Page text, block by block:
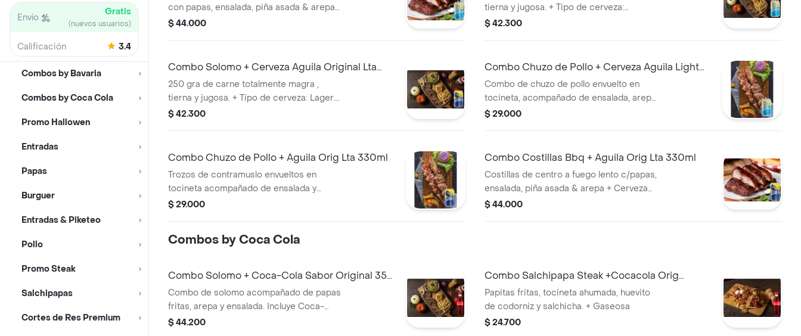
Envío Gratis
(nuevos usuarios)
Calificación 3.4
Combos by Bavaria
Combos by Coca Cola
Promo Hallowen
Entradas
Papas
Burguer
Entradas & Piketeo
Pollo
Promo Steak
Salchipapas
Cortes de Res Premium
con papas, ensalada, piña asada & arepa
+ Cerveza Lager Colombia 3,4% alc.
$ 44.000
tierna y jugosa. + Tipo de cerveza:
Lager.País de origen: Colombia.% Alcohol:
$ 42.300
Combo Solomo + Cerveza Aguila Original Lta
330ml
250 gra de carne totalmente magra ,
tierna y jugosa. + Tipo de cerveza: Lager.
País de origen: Colombia. % Alcohol:
$ 42.300
Combo Chuzo de Pollo + Cerveza Aguila Light
Lta 330ml
Combo de chuzo de pollo envuelto en
tocineta, acompañado de ensalada, arepa
y cerveza Águila Light lata 330 ml.
$ 29.000
Combo Chuzo de Pollo + Aguila Orig Lta 330ml
Trozos de contramuslo envueltos en
tocineta acompañado de ensalada y
arepa. + Tipo de cerveza: Lager. País de
$ 29.000
Combo Costillas Bbq + Aguila Orig Lta 330ml
Costillas de centro a fuego lento c/papas,
ensalada, piña asada & arepa + Cerveza
Lager Colombia 4.0% alc.
$ 44.000
Combos by Coca Cola
Combo Solomo + Coca-Cola Sabor Original 350
ml
Combo de solomo acompañado de papas
fritas, arepa y ensalada. Incluye Coca-
Cola Sabor Original de 350 ml.
$ 44.200
Combo Salchipapa Steak +Cocacola Orig
350ml
Papitas fritas, tocineta ahumada, huevito
de codorniz y salchicha. + Gaseosa
$ 24.700